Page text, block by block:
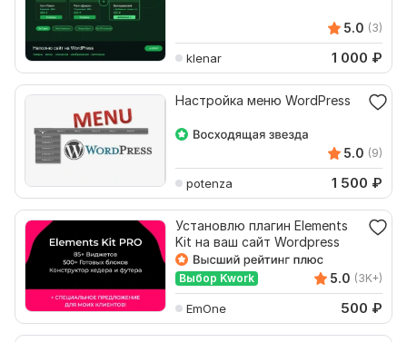
5.0 (3)
klenar 1 000 ₽
Настройка меню WordPress
5.0 (9)
potenza 1 500 ₽
Установлю плагин Elements
Kit на ваш сайт Wordpress
Выбор Kwork 5.0 (3K+)
EmOne 500 ₽